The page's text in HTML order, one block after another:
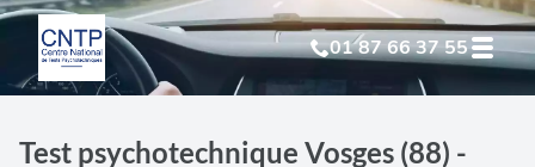
01 87 66 37 55
Test psychotechnique Vosges (88) -